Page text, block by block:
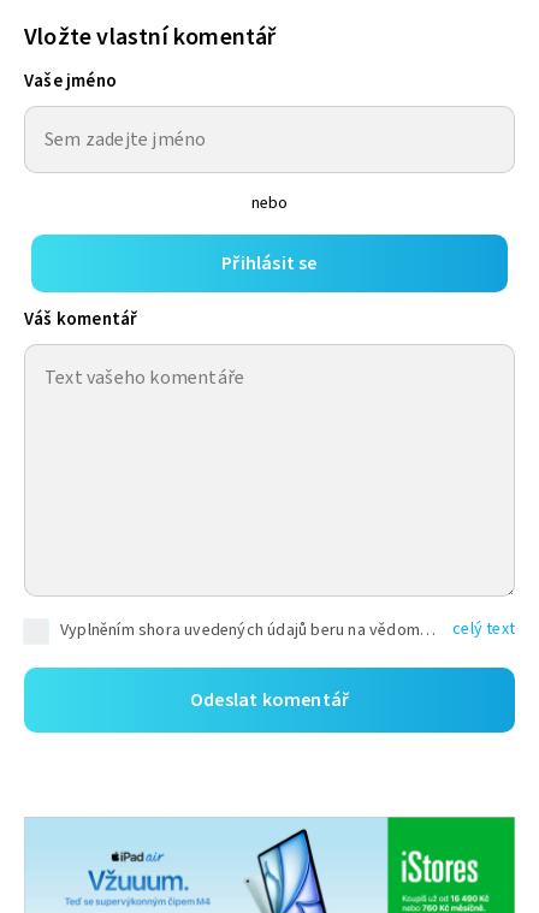
Vložte vlastní komentář
Vaše jméno
nebo
Přihlásit se
Váš komentář
Vyplněním shora uvedených údajů beru na vědomí, že společnost TEXT FACTORY s.r.o., sídlem Brno, Durďákova 336/29, Černá Pole, PSČ: 613 00, IČ: 06157831, zapsané u Krajského soudu v Brně, oddíl C, vložka 100399, bude zpracovávat mé osobní údaje uvedené v rámci mnou vyplněného registračního formuláře na základě oprávněných zájmů TEXT FACTORY s.r.o. dle čl. 6 odst. 1 písm. f) GDPR a pro splnění právních povinností (čl. 6 odst. 1 písm. c) GDPR), a to pro tyto účely: nezbytnost zajistit oprávnění návštěvníka webových stránek provozovaných společností TEXT FACTORY s.r.o. přispívat aktivně ke zveřejněným článkům nebo v rámci diskusních fór a výkon práv TEXT FACTORY s.r.o. jako administrátora těchto diskusních fór. Více informací o zpracování osobních údajů a právech lze nalézt v celý text